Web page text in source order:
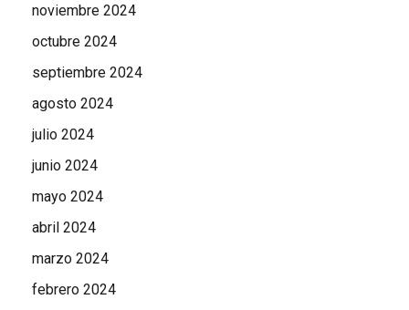
noviembre 2024
octubre 2024
septiembre 2024
agosto 2024
julio 2024
junio 2024
mayo 2024
abril 2024
marzo 2024
febrero 2024